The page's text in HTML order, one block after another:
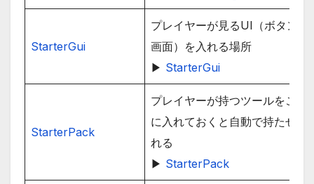
StarterGui
プレイヤーが見るUI（ボタンや
画面）を入れる場所
▶ StarterGui
StarterPack
プレイヤーが持つツールをここ
に入れておくと自動で持たせら
れる
▶ StarterPack